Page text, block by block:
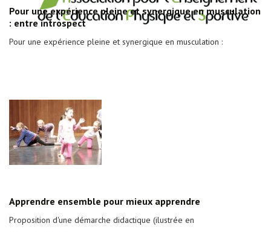
Pour une expérience pleine et synergique en musculation
: entre introspect
Pour une expérience pleine et synergique en musculation :
Apprendre ensemble pour mieux apprendre
Proposition d'une démarche didactique (ilustrée en